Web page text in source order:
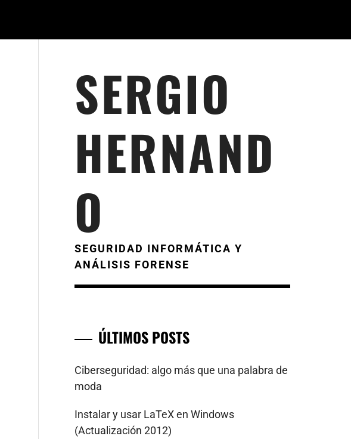
SERGIO
HERNAND
O
SEGURIDAD INFORMÁTICA Y
ANÁLISIS FORENSE
ÚLTIMOS POSTS
Ciberseguridad: algo más que una palabra de
moda
Instalar y usar LaTeX en Windows
(Actualización 2012)